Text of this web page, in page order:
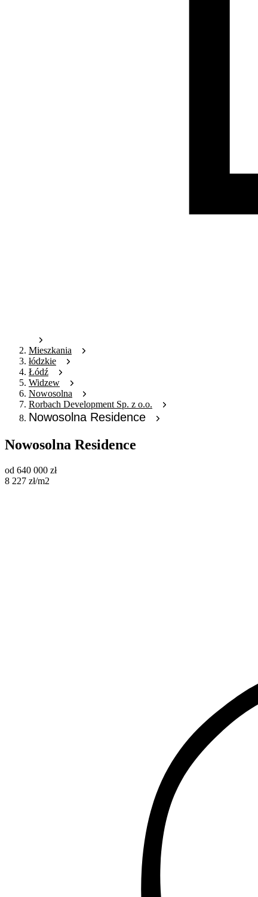
Mieszkania
łódzkie
Łódź
Widzew
Nowosolna
Rorbach Development Sp. z o.o.
Nowosolna Residence
Nowosolna Residence
od 640 000 zł
8 227 zł/m2